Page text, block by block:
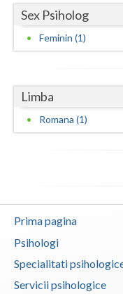
Sex Psiholog
Feminin (1)
Limba
Romana (1)
Prima pagina
Psihologi
Specialitati
Servicii psihologice